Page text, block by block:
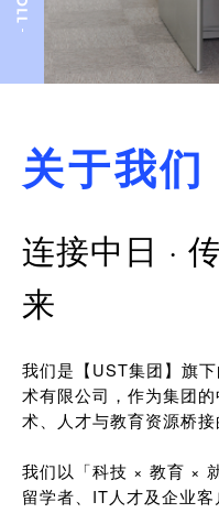
关于我们
连接中日 ·
来
我们是【UST集团】旗
术有限公司，作为集团
术、人才与教育资源桥接
我们以「科技 × 教育 ×
留学者、IT人才及企业客